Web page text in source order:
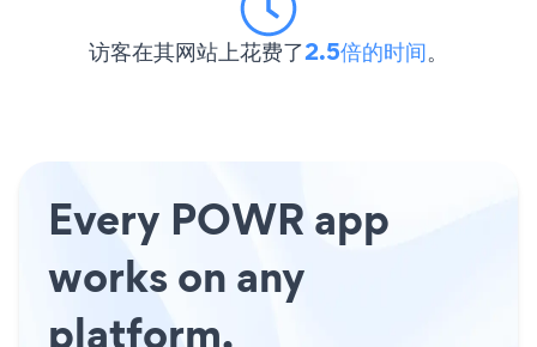
访客在其网站上花费了2.5倍的时间。
Every POWR app
works on any
platform.